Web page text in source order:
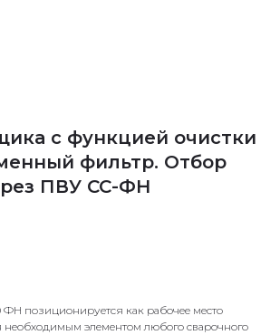
с функцией очистки
фильтр. Отбор
ПВУ СС-ФН
позиционируется как рабочее место
элементом любого сварочного